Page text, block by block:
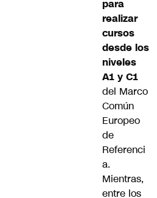
para
realizar
cursos
desde los
niveles
A1 y C1
del Marco
Común
Europeo
de
Referenci
a.
Mientras,
entre los